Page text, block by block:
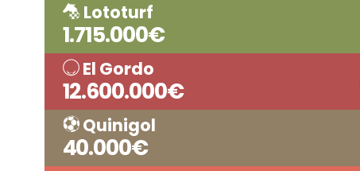
Lototurf
1.715.000€
El Gordo
12.600.000€
Quinigol
40.000€